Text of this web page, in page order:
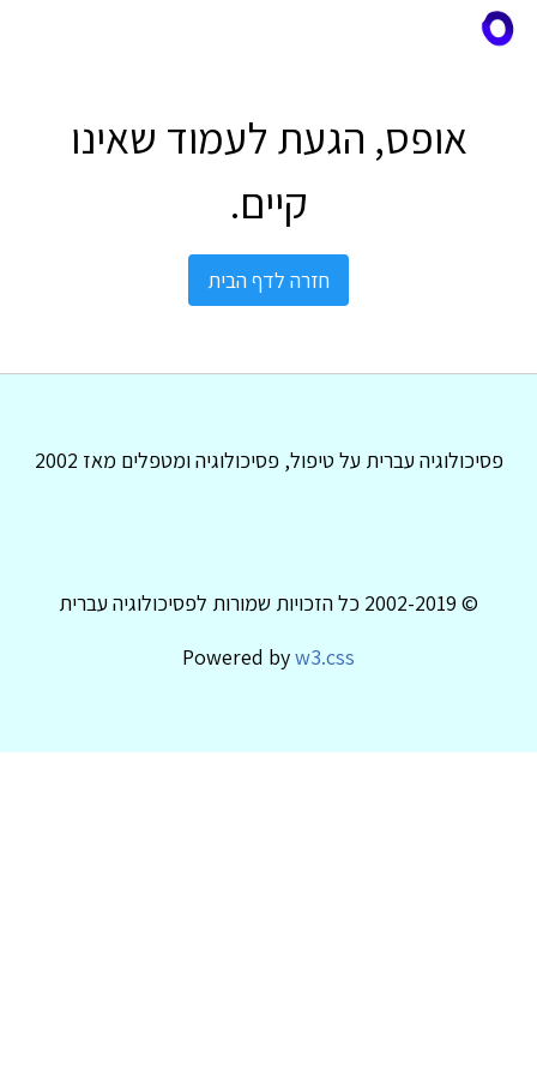
אופס, הגעת לעמוד שאינו
קיים.
חזרה לדף הבית
פסיכולוגיה עברית על טיפול, פסיכולוגיה ומטפלים מאז 2002
© 2002-2019 כל הזכויות שמורות לפסיכולוגיה עברית
Powered byw3.css